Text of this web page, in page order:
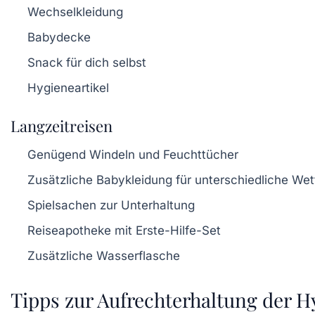
Wechselkleidung
Babydecke
Snack für dich selbst
Hygieneartikel
Langzeitreisen
Genügend Windeln und Feuchttücher
Zusätzliche Babykleidung für unterschiedliche
Spielsachen zur Unterhaltung
Reiseapotheke mit Erste-Hilfe-Set
Zusätzliche Wasserflasche
Tipps zur Aufrechterhaltung der